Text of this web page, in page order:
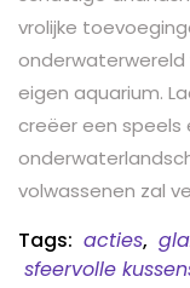
vrolijke
onderwaterwereld
eigen aquarium.
creëer een speels
volwassenen zal
Tags: acties,
sfeervolle